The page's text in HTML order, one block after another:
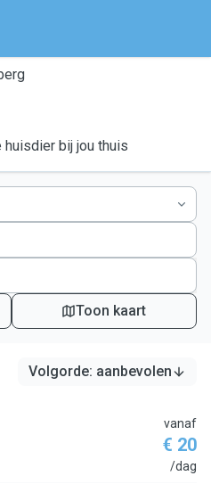
bij jou thuis
Toon kaart
Volgorde: aanbevolen
vanaf
€ 20
/dag